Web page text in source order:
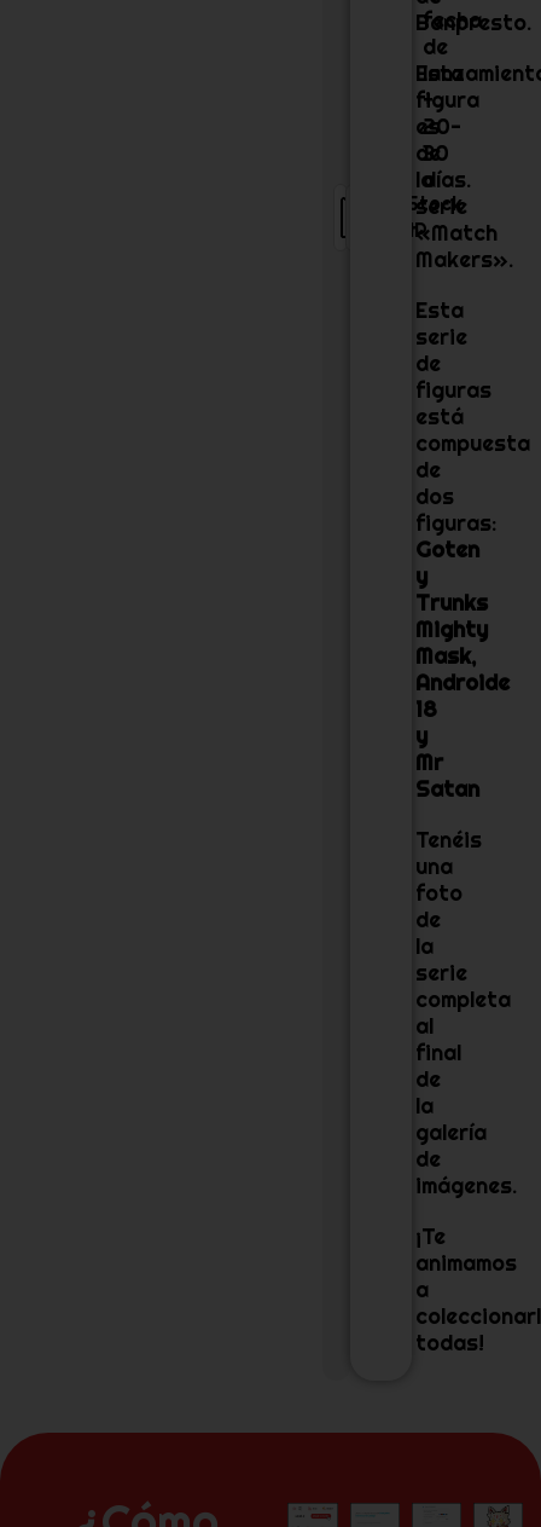
13
cm
Stock
JP
fecha
de
+
20-
30
días.
Banpresto.
Esta
figura
es
de
la
serie
«Match
Makers».
Esta
serie
de
figuras
está
compuesta
de
dos
figuras:
Goten
y
Trunks
Mighty
Mask,
Androide
18
y
Mr
Satan
Tenéis
una
foto
de
la
serie
completa
al
final
de
la
galería
de
imágenes.
¡Te
animamos
a
todas!